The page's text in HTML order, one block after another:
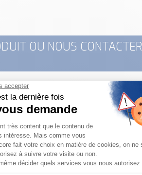
OU NOUS CONTACTER
pour organiser votre commande.
pour toutes demandes de Devis et